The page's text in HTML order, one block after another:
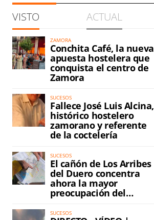
VISTO ACTUAL
ZAMORA
Conchita Café, la nueva
apuesta hostelera que
conquista el centro de
Zamora
SUCESOS
Fallece José Luis Alcina,
histórico hostelero
zamorano y referente
de la coctelería
SUCESOS
El cañón de Los Arribes
del Duero concentra
ahora la mayor
preocupación del
incendio
SUCESOS